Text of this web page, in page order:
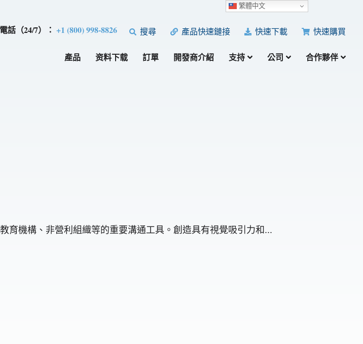
話（24/7）：+1 (800) 998-8826 搜尋 產品快速鏈接 快速下載 快速購買
產品 资料下载 訂單 開發商介紹 支持 公司 合作夥伴
育機構、非營利組織等的重要溝通工具。創造具有視覺吸引力和...
繁體中文